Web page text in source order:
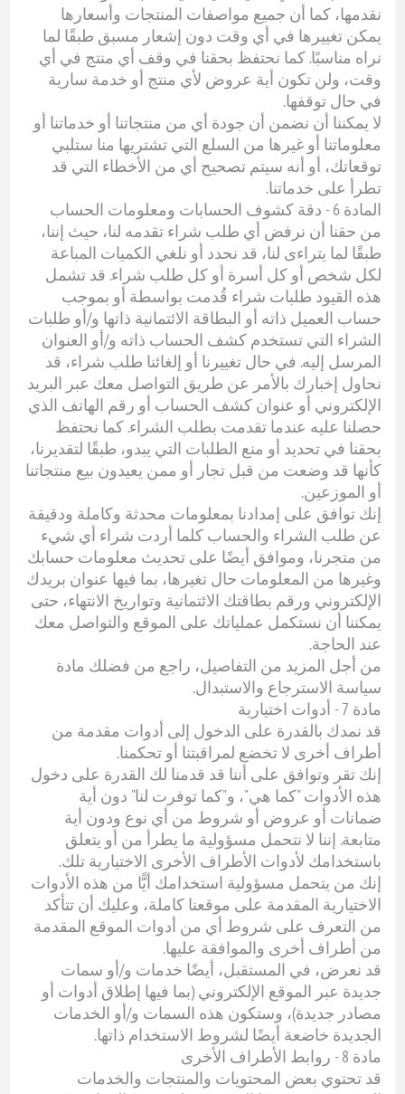
نقدمها، كما أن جميع مواصفات المنتجات وأسعارها
يمكن تغييرها في أي وقت دون إشعار مسبق طبقًا لما
نراه مناسبًا. كما نحتفظ بحقنا في وقف أي منتج في أي
وقت، ولن تكون أية عروض لأي منتج أو خدمة سارية
في حال توقفها.
لا يمكننا أن نضمن أن جودة أي من منتجاتنا أو خدماتنا أو
معلوماتنا أو غيرها من السلع التي تشتريها منا ستلبي
توقعاتك، أو أنه سيتم تصحيح أي من الأخطاء التي قد
تطرأ على خدماتنا.
المادة 6 - دقة كشوف الحسابات ومعلومات الحساب
من حقنا أن نرفض أي طلب شراء تقدمه لنا، حيث إننا،
طبقًا لما يتراءى لنا، قد نحدد أو نلغي الكميات المباعة
لكل شخص أو كل أسرة أو كل طلب شراء. قد تشمل
هذه القيود طلبات شراء قُدمت بواسطة أو بموجب
حساب العميل ذاته أو البطاقة الائتمانية ذاتها و/أو طلبات
الشراء التي تستخدم كشف الحساب ذاته و/أو العنوان
المرسل إليه. في حال تغييرنا أو إلغائنا طلب شراء، قد
نحاول إخبارك بالأمر عن طريق التواصل معك عبر البريد
الإلكتروني أو عنوان كشف الحساب أو رقم الهاتف الذي
حصلنا عليه عندما تقدمت بطلب الشراء. كما نحتفظ
بحقنا في تحديد أو منع الطلبات التي يبدو، طبقًا لتقديرنا،
كأنها قد وضعت من قبل تجار أو ممن يعيدون بيع منتجاتنا
أو الموزعين.
إنك توافق على إمدادنا بمعلومات محدثة وكاملة ودقيقة
عن طلب الشراء والحساب كلما أردت شراء أي شيء
من متجرنا، وموافق أيضًا على تحديث معلومات حسابك
وغيرها من المعلومات حال تغيرها، بما فيها عنوان بريدك
الإلكتروني ورقم بطاقتك الائتمانية وتواريخ الانتهاء، حتى
يمكننا أن نستكمل عملياتك على الموقع والتواصل معك
عند الحاجة.
من أجل المزيد من التفاصيل، راجع من فضلك مادة
سياسة الاسترجاع والاستبدال.
مادة 7 - أدوات اختيارية
قد نمدك بالقدرة على الدخول إلى أدوات مقدمة من
أطراف أخرى لا تخضع لمراقبتنا أو تحكمنا.
إنك تقر وتوافق على أننا قد قدمنا لك القدرة على دخول
هذه الأدوات "كما هي"، و"كما توفرت لنا" دون أية
ضمانات أو عروض أو شروط من أي نوع ودون أية
متابعة. إننا لا نتحمل مسؤولية ما يطرأ من أو يتعلق
باستخدامك لأدوات الأطراف الأخرى الاختيارية تلك.
إنك من يتحمل مسؤولية استخدامك أيًّا من هذه الأدوات
الاختيارية المقدمة على موقعنا كاملة، وعليك أن تتأكد
من التعرف على شروط أي من أدوات الموقع المقدمة
من أطراف أخرى والموافقة عليها.
قد نعرض، في المستقبل، أيضًا خدمات و/أو سمات
جديدة عبر الموقع الإلكتروني (بما فيها إطلاق أدوات أو
مصادر جديدة)، وستكون هذه السمات و/أو الخدمات
الجديدة خاضعة أيضًا لشروط الاستخدام ذاتها.
مادة 8 - روابط الأطراف الأخرى
قد تحتوي بعض المحتويات والمنتجات والخدمات